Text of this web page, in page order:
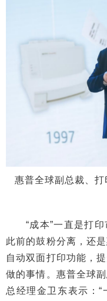
惠普全球副总裁、
“成本”一直是打印
此前的鼓粉分离，还
自动双面打印功能，
做的事情。惠普全球
总经理金卫东表示：“